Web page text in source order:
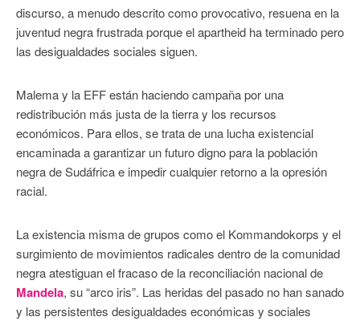
discurso, a menudo descrito como provocativo, resuena en la
juventud negra frustrada porque el apartheid ha terminado pero
las desigualdades sociales siguen.
Malema y la EFF están haciendo campaña por una
redistribución más justa de la tierra y los recursos
económicos. Para ellos, se trata de una lucha existencial
encaminada a garantizar un futuro digno para la población
negra de Sudáfrica e impedir cualquier retorno a la opresión
racial.
La existencia misma de grupos como el Kommandokorps y el
surgimiento de movimientos radicales dentro de la comunidad
negra atestiguan el fracaso de la reconciliación nacional de
Mandela, su “arco iris”. Las heridas del pasado no han sanado
y las persistentes desigualdades económicas y sociales